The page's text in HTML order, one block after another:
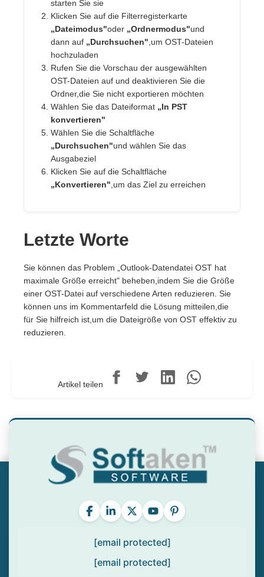
starten Sie sie
Klicken Sie auf die Filterregisterkarte
„Dateimodus"oder „Ordnermodus"und
dann auf „Durchsuchen" ,um OST-Dateien
hochzuladen
Rufen Sie die Vorschau der ausgewählten
OST-Dateien auf und deaktivieren Sie die
Ordner,die Sie nicht exportieren möchten
Wählen Sie das Dateiformat „In PST
konvertieren"
Wählen Sie die Schaltfläche
„Durchsuchen"und wählen Sie das
Ausgabeziel
Klicken Sie auf die Schaltfläche
„Konvertieren" ,um das Ziel zu erreichen
Letzte Worte
Sie können das Problem „Outlook-Datendatei OST hat
maximale Größe erreicht" beheben,indem Sie die Größe
einer OST-Datei auf verschiedene Arten reduzieren. Sie
können uns im Kommentarfeld die Lösung mitteilen,die
für Sie hilfreich ist,um die Dateigröße von OST effektiv zu
reduzieren.
Artikel teilen
[email protected]
[email protected]